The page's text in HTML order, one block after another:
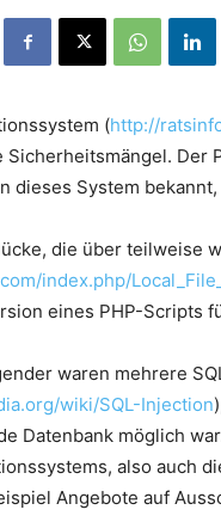
(http://
Sicherheitsmängel. Der
dieses System
die über teilweise
index.php/
eines PHP-Scripts
waren mehrere
wiki/SQL-Injection
Datenbank möglich
also auch
Angebote auf